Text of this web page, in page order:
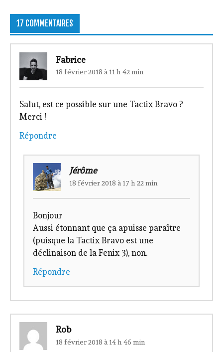
17 COMMENTAIRES
Fabrice
18 février 2018 à 11 h 42 min
Salut, est ce possible sur une Tactix Bravo ?
Merci !
Répondre
Jérôme
18 février 2018 à 17 h 22 min
Bonjour
Aussi étonnant que ça apuisse paraître
(puisque la Tactix Bravo est une
déclinaison de la Fenix 3), non.
Répondre
Rob
18 février 2018 à 14 h 46 min